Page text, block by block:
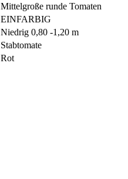
Mittelgroße runde Tomaten
EINFARBIG
Niedrig 0,80 -1,20 m
Stabtomate
Rot